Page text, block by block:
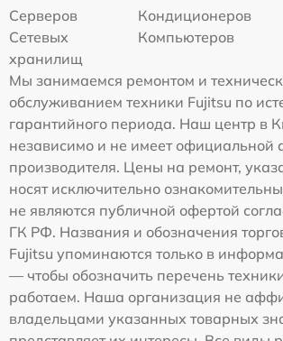
Серверов
Кондиционеров
Сетевых
хранилищ
Компьютеров
Мы занимаемся ремонтом и
обслуживанием техники Fujitsu по
гарантийного периода. Наш центр в
независимо и не имеет официальной
производителя. Цены на ремонт,
носят исключительно
не являются публичной офертой
ГК РФ. Названия и обозначения
Fujitsu упоминаются только в
— чтобы обозначить перечень
работаем. Наша организация не
владельцами указанных товарных